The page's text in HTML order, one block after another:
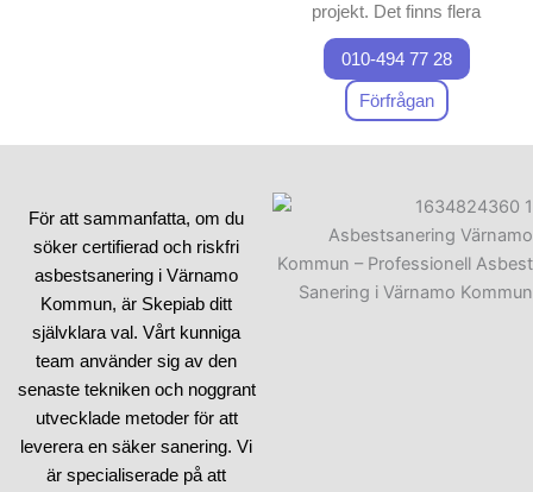
projekt. Det finns flera
faktorer att överväga innan
man startar en avveckling
och därför är det viktigt att
kontakt medoss för att
Både för småskaliga och
storskaligarivningsarbeten
i Värnamo Kommun kan vår
sanering kontakt-tjänst
010-494 77 28
Förfrågan
För att sammanfatta, om du
söker certifierad och riskfri
asbestsanering i Värnamo
Kommun, är Skepiab ditt
självklara val. Vårt kunniga
team använder sig av den
senaste tekniken och noggrant
utvecklade metoder för att
leverera en säker sanering. Vi
är specialiserade på att